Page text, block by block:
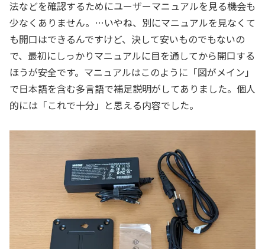
法などを確認するためにユーザーマニュアルを見る機会も
少なくありません。…いやね、別にマニュアルを見なくて
も開口はできるんですけど、決して安いものでもないの
で、最初にしっかりマニュアルに目を通してから開口する
ほうが安全です。マニュアルはこのように「図がメイン」
で日本語を含む多言語で補足説明がしてありました。個人
的には「これで十分」と思える内容でした。